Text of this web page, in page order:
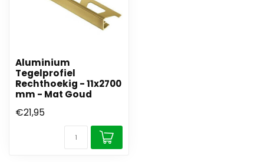
Aluminium
Tegelprofiel
Rechthoekig - 11x2700
mm - Mat Goud
€21,95